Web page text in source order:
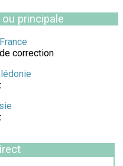
principale
correction